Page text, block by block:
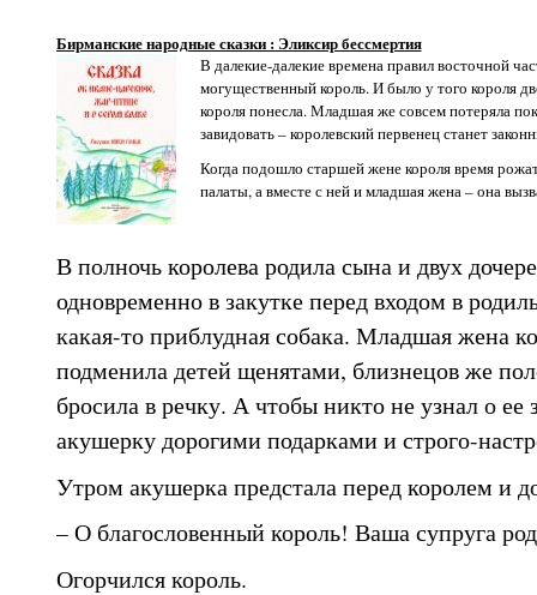
Бирманские народные сказки : Эликсир бессмертия
В далекие-далекие времена правил восточной
могущественный король. И было у того короля
короля понесла. Младшая же совсем потеряла
завидовать – королевский первенец станет
Когда подошло старшей жене короля время
палаты, а вместе с ней и младшая жена – она
В полночь королева родила сына и двух
одновременно в закутке перед входом в
какая-то приблудная собака. Младшая жена
подменила детей щенятами, близнецов же
бросила в речку. А чтобы никто не узнал о ее
акушерку дорогими подарками и строго-
Утром акушерка предстала перед королем и
– О благословенный король! Ваша супруга
Огорчился король.